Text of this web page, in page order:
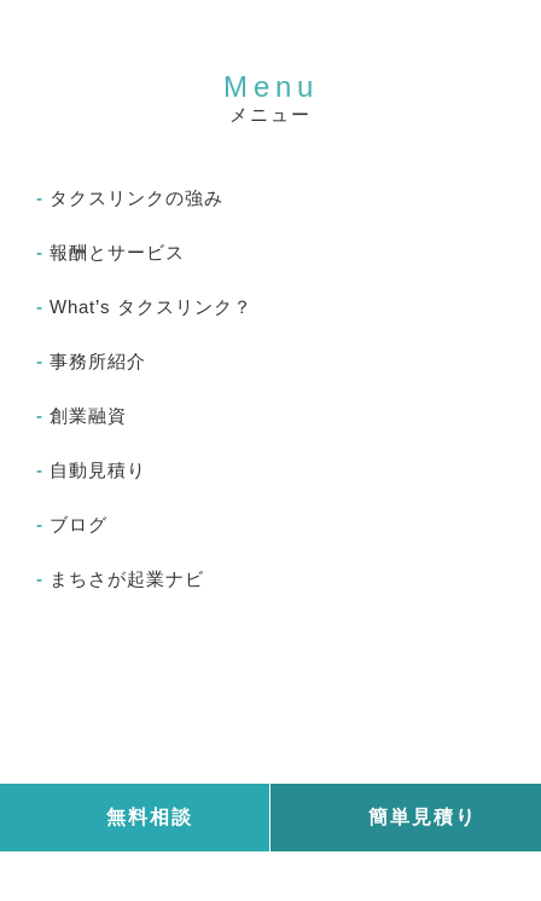
メニュー
タクスリンクの強み
報酬とサービス
What’s タクスリンク？
事務所紹介
創業融資
自動見積り
ブログ
まちさが起業ナビ
無料相談 簡単見積り